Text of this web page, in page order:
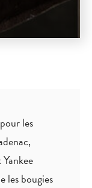
les
les bougies